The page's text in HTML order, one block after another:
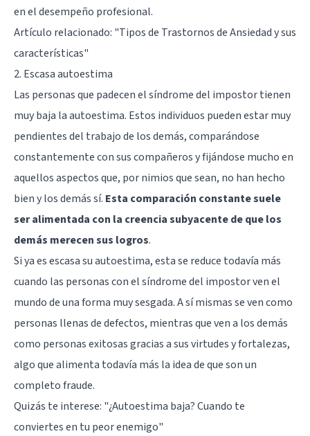
en el desempeño profesional.
Artículo relacionado: "Tipos de Trastornos de Ansiedad y sus
características"
2. Escasa autoestima
Las personas que padecen el síndrome del impostor tienen
muy baja la autoestima. Estos individuos pueden estar muy
pendientes del trabajo de los demás, comparándose
constantemente con sus compañeros y fijándose mucho en
aquellos aspectos que, por nimios que sean, no han hecho
bien y los demás sí. Esta comparación constante suele
ser alimentada con la creencia subyacente de que los
demás merecen sus logros.
Si ya es escasa su autoestima, esta se reduce todavía más
cuando las personas con el síndrome del impostor ven el
mundo de una forma muy sesgada. A sí mismas se ven como
personas llenas de defectos, mientras que ven a los demás
como personas exitosas gracias a sus virtudes y fortalezas,
algo que alimenta todavía más la idea de que son un
completo fraude.
Quizás te interese: "¿Autoestima baja? Cuando te
conviertes en tu peor enemigo"